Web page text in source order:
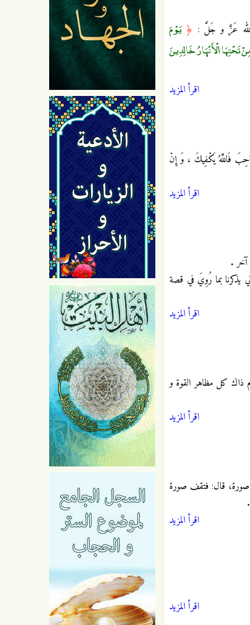
الله عَزَّ و جَلَّ : ﴿ يَوْمَ
الْأَنْهَارُ خَالِدِينَ
اقرأ المزيد
فَاللَّهُ يَكْفِيكَ ، وَ إِنْ
اقرأ المزيد
آخر .
يذكرنا بما رُوِيَ في قصة
اقرأ المزيد
ذاك كل مظاهر القوة و
اقرأ المزيد
صورة، قال: فتقف صورة
اقرأ المزيد
اقرأ المزيد